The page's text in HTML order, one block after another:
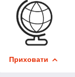
Приховати